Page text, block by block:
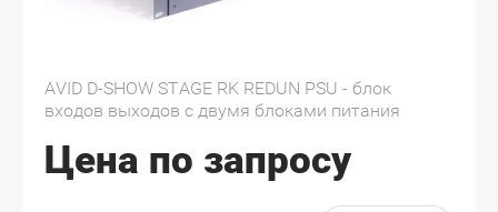
AVID D-SHOW STAGE RK REDUN PSU - блок
входов выходов с двумя блоками питания
Цена по запросу